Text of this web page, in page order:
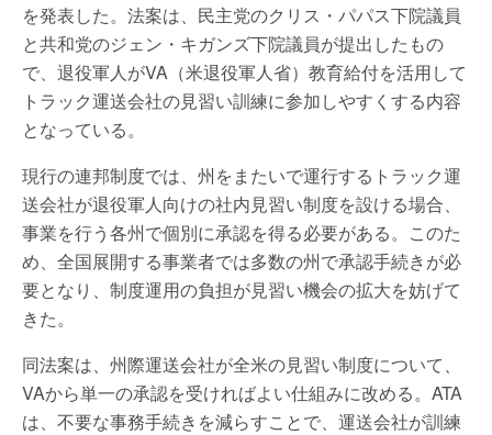
を発表した。法案は、民主党のクリス・パパス下院議員
と共和党のジェン・キガンズ下院議員が提出したもの
で、退役軍人がVA（米退役軍人省）教育給付を活用して
トラック運送会社の見習い訓練に参加しやすくする内容
となっている。
現行の連邦制度では、州をまたいで運行するトラック運
送会社が退役軍人向けの社内見習い制度を設ける場合、
事業を行う各州で個別に承認を得る必要がある。このた
め、全国展開する事業者では多数の州で承認手続きが必
要となり、制度運用の負担が見習い機会の拡大を妨げて
きた。
同法案は、州際運送会社が全米の見習い制度について、
VAから単一の承認を受ければよい仕組みに改める。ATA
は、不要な事務手続きを減らすことで、運送会社が訓練